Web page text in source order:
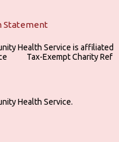
Statement
Health Service is affiliated
Tax-Exempt Charity Ref
Health Service.